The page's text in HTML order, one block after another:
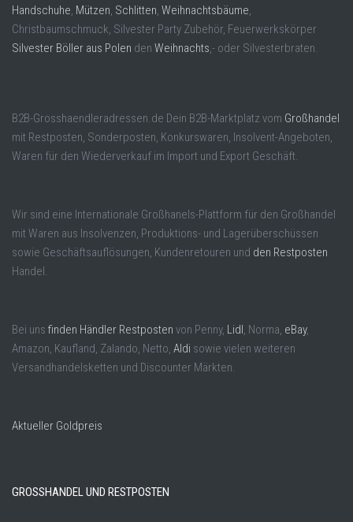
Handschuhe, Mützen, Schlitten, Weihnachtsbäume,
Christbaumschmuck, Silvester Party Zubehör, Feuerwerkskörper
Silvester Böller aus Polen den Weihnachts,- oder Silvesterbraten.
B2B-Grosshaendleradressen.de Dein B2B-Marktplatz vom Großhandel
mit Restposten, Sonderposten, Konkurswaren, Insolvent-Angeboten,
Waren für den Wiederverkauf im Import und Export Geschäft.
Wir sind eine Internationale Großhanels-Plattform für den Großhandel
mit Waren aus Insolvenzen, Produktions- und Lagerüberschüssen
sowie Geschäftsauflösungen, Kundenretouren und den Restposten
Handel.
Bei uns finden Händler Restposten von Penny, Lidl , Norma, eBay,
Amazon, Kaufland, Zalando, Netto, Aldi sowie vielen weiteren
Versandhandelsketten und Discounter Märkten.
Aktueller Goldpreis
GROSSHANDEL UND RESTPOSTEN